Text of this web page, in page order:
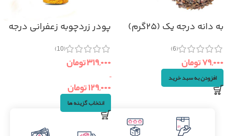
به دانه درجه یک (۲۵گرم)
(6)
۷۹,۰۰۰تومان
افزودن به سبد خرید
پودر زردچوبه زعفرانی درجه
(10)
۳۱۹,۰۰۰تومان
–
۱۲۹,۰۰۰تومان
انتخاب گزینه ها